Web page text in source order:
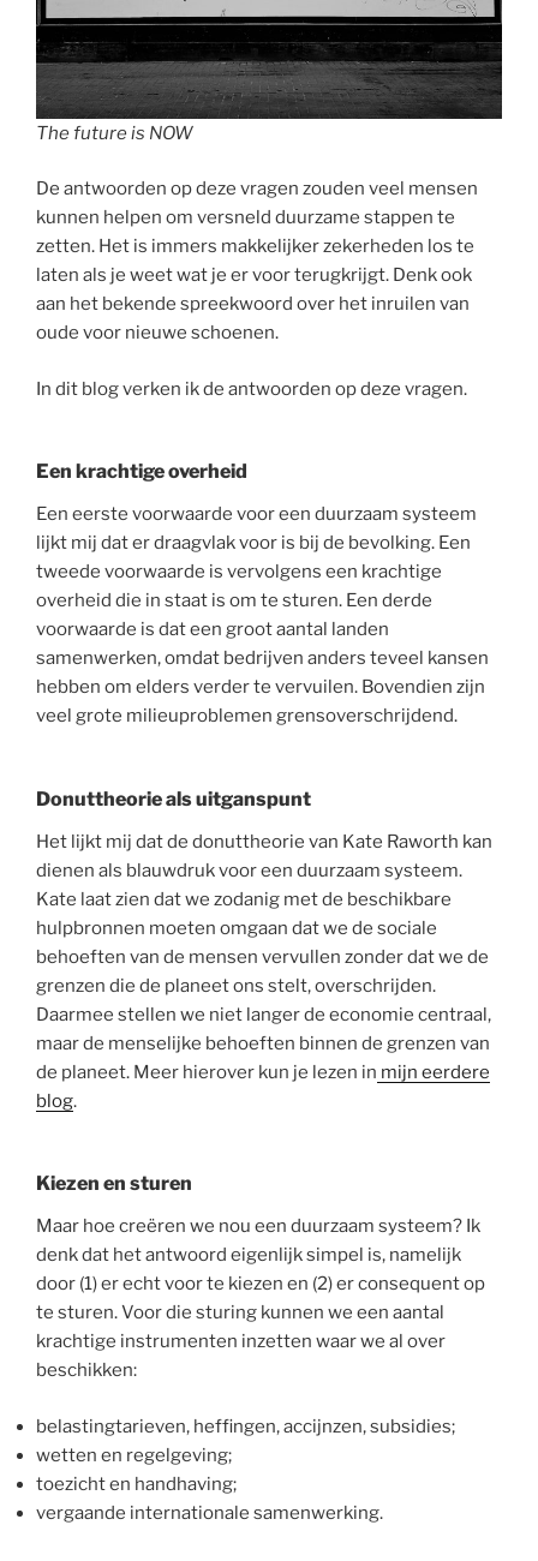
The future is NOW
De antwoorden op deze vragen zouden veel mensen
kunnen helpen om versneld duurzame stappen te
zetten. Het is immers makkelijker zekerheden los te
laten als je weet wat je er voor terugkrijgt. Denk ook
aan het bekende spreekwoord over het inruilen van
oude voor nieuwe schoenen.
In dit blog verken ik de antwoorden op deze vragen.
Een krachtige overheid
Een eerste voorwaarde voor een duurzaam systeem
lijkt mij dat er draagvlak voor is bij de bevolking. Een
tweede voorwaarde is vervolgens een krachtige
overheid die in staat is om te sturen. Een derde
voorwaarde is dat een groot aantal landen
samenwerken, omdat bedrijven anders teveel kansen
hebben om elders verder te vervuilen. Bovendien zijn
veel grote milieuproblemen grensoverschrijdend.
Donuttheorie als uitganspunt
Het lijkt mij dat de donuttheorie van Kate Raworth kan
dienen als blauwdruk voor een duurzaam systeem.
Kate laat zien dat we zodanig met de beschikbare
hulpbronnen moeten omgaan dat we de sociale
behoeften van de mensen vervullen zonder dat we de
grenzen die de planeet ons stelt, overschrijden.
Daarmee stellen we niet langer de economie centraal,
maar de menselijke behoeften binnen de grenzen van
de planeet. Meer hierover kun je lezen in mijn eerdere
blog.
Kiezen en sturen
Maar hoe creëren we nou een duurzaam systeem? Ik
denk dat het antwoord eigenlijk simpel is, namelijk
door (1) er echt voor te kiezen en (2) er consequent op
te sturen. Voor die sturing kunnen we een aantal
krachtige instrumenten inzetten waar we al over
beschikken:
belastingtarieven, heffingen, accijnzen, subsidies;
wetten en regelgeving;
toezicht en handhaving;
vergaande internationale samenwerking.